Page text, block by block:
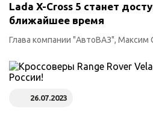
Lada X-Cross 5 станет
ближайшее время
Глава компании "АвтоВАЗ", Максим
26.07.2023